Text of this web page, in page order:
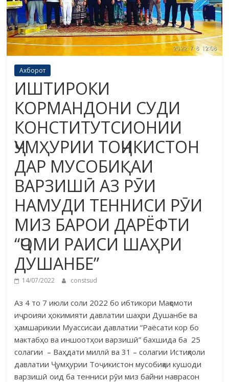
Ахборот
ИШТИРОКИ
КОРМАНДОНИ СУДИ
КОНСТИТУТСИОНИИ
ҶУМҲУРИИ ТОҶИКИСТОН
ДАР МУСОБИҚАИ
ВАРЗИШӢ АЗ РӮИ
НАМУДИ ТЕННИСИ РӮИ
МИЗ БАРОИ ДАРЁФТИ
“ҶОМИ РАИСИ ШАҲРИ
ДУШАНБЕ”
14/07/2022 constsud
Аз 4 то 7 июли соли 2022 бо ибтикори Мақомоти
иҷроияи ҳокимияти давлатии шаҳри Душанбе ва
ҳамшарикии Муассисаи давлатии “Раёсати кор бо
мактабҳо ва иншоотҳои варзишӣ” бахшида ба 25
солагии – Ваҳдати миллӣ ва 31 – солагии Истиқлоли
давлатии Ҷумҳурии Тоҷикистон мусобиқаи кушоди
варзишӣ оид ба тенниси рӯи миз байни наврасон